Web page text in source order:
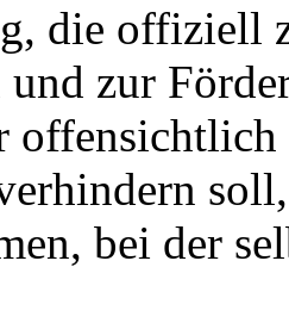
die offiziell
und zur
bei der